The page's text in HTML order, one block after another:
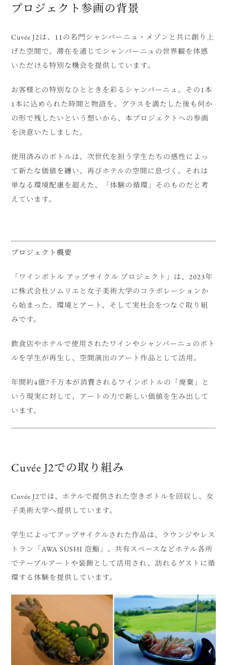
プロジェクト参画の背景
Cuvée J2は、11の名門シャンパーニュ・メゾンと共に創り上
げた空間で、滞在を通じてシャンパーニュの世界観を体感
いただける特別な機会を提供しています。
お客様との特別なひとときを彩るシャンパーニュ。その1本
1本に込められた時間と物語を、グラスを満たした後も何か
の形で残したいという想いから、本プロジェクトへの参画
を決意いたしました。
使用済みのボトルは、次世代を担う学生たちの感性によっ
て新たな価値を纏い、再びホテルの空間に息づく。それは
単なる環境配慮を超えた、「体験の循環」そのものだと考
えています。
プロジェクト概要
「ワインボトル アップサイクル プロジェクト」は、2023年
に株式会社ソムリエと女子美術大学のコラボレーションか
ら始まった、環境とアート、そして実社会をつなぐ取り組
みです。
飲食店やホテルで使用されたワインやシャンパーニュのボト
ルを学生が再生し、空間演出のアート作品として活用。
年間約4億7千万本が消費されるワインボトルの「廃棄」と
いう現実に対して、アートの力で新しい価値を生み出して
います。
Cuvée J2での取り組み
Cuvée J2では、ホテルで提供された空きボトルを回収し、女
子美術大学へ提供しています。
学生によってアップサイクルされた作品は、ラウンジやレス
トラン「AWA SUSHI 泡鮨」、共有スペースなどホテル各所
でテーブルアートや装飾として活用され、訪れるゲストに循
環する体験を提供しています。